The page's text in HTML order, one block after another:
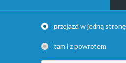
przejazd w jedną stronę
tam i z powrotem